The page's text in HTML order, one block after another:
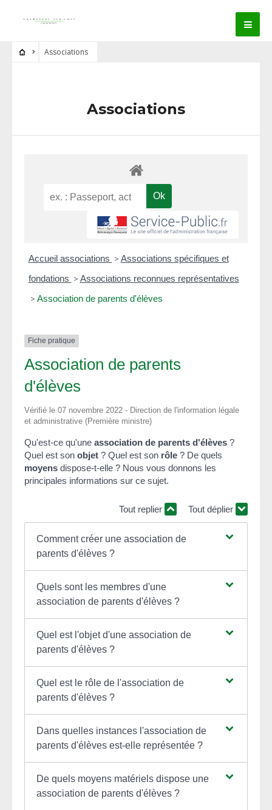
Associations
Associations
Accueil associations > Associations spécifiques et
fondations > Associations reconnues représentatives
> Association de parents d'élèves
Fiche pratique
Association de parents
d'élèves
Vérifié le 07 novembre 2022 - Direction de l'information légale
et administrative (Première ministre)
Qu'est-ce qu'une association de parents d'élèves ?
Quel est son objet ? Quel est son rôle ? De quels
moyens dispose-t-elle ? Nous vous donnons les
principales informations sur ce sujet.
Tout replier Tout déplier
Comment créer une association de
parents d'élèves ?
Quels sont les membres d'une
association de parents d'élèves ?
Quel est l'objet d'une association de
parents d'élèves ?
Quel est le rôle de l'association de
parents d'élèves ?
Dans quelles instances l'association de
parents d'élèves est-elle représentée ?
De quels moyens matériels dispose une
association de parents d'élèves ?